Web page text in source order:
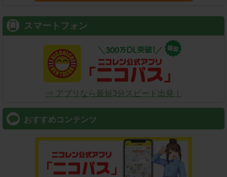
スマートフォン
⇒ アプリなら最短3分スピード出発！
おすすめコンテンツ